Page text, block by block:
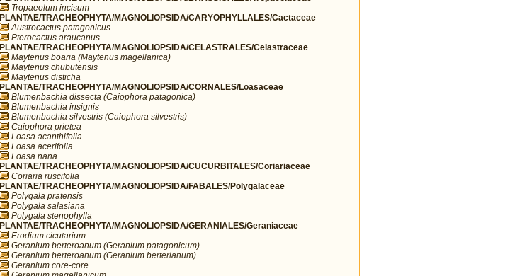
Tropaeolum incisum
PLANTAE/TRACHEOPHYTA/MAGNOLIOPSIDA/CARYOPHYLLALES/Cactaceae
Austrocactus patagonicus
Pterocactus araucanus
PLANTAE/TRACHEOPHYTA/MAGNOLIOPSIDA/CELASTRALES/Celastraceae
Maytenus boaria (Maytenus magellanica)
Maytenus chubutensis
Maytenus disticha
PLANTAE/TRACHEOPHYTA/MAGNOLIOPSIDA/CORNALES/Loasaceae
Blumenbachia dissecta (Caiophora patagonica)
Blumenbachia insignis
Blumenbachia silvestris (Caiophora silvestris)
Caiophora prietea
Loasa acanthifolia
Loasa acerifolia
Loasa nana
PLANTAE/TRACHEOPHYTA/MAGNOLIOPSIDA/CUCURBITALES/Coriariaceae
Coriaria ruscifolia
PLANTAE/TRACHEOPHYTA/MAGNOLIOPSIDA/FABALES/Polygalaceae
Polygala pratensis
Polygala salasiana
Polygala stenophylla
PLANTAE/TRACHEOPHYTA/MAGNOLIOPSIDA/GERANIALES/Geraniaceae
Erodium cicutarium
Geranium berteroanum (Geranium patagonicum)
Geranium berteroanum (Geranium berterianum)
Geranium core-core